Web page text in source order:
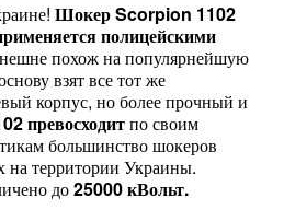
Шокер Scorpion 1102
полицейскими
похож на популярнейшую
взят все тот же
корпус, но более прочный и
превосходитпо своим
большинство шокеров
на территории Украины.
до25000 кВольт.